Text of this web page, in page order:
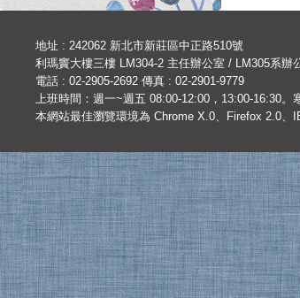
地址 : 242062 新北市新莊區中正路510號
利瑪竇大樓三樓 LM304-2 主任辦公室 / LM305系辦
電話 : 02-2905-2692 傳真 : 02-2901-9779
上班時間：週一~週五 08:00-12:00，13:00-16:30。
本網站最佳瀏覽環境為 Chrome X.0、Firefox 2.0、